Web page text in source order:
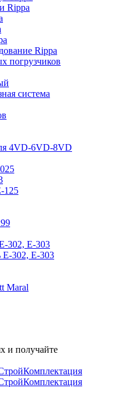
Rippa
Rippa
погрузчиков
система
4VD-6VD-8VD
125
302, Е-303
302, Е-303
Maral
и получайте